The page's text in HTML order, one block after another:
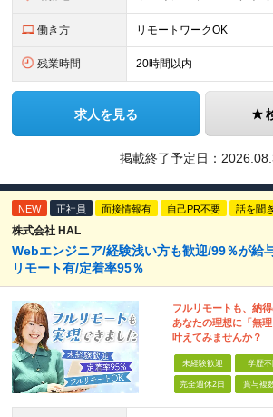
働き方 リモートワークOK
残業時間 20時間以内
求人を見る
掲載終了予定日：
NEW 正社員 面接情報有 自己PR不要 話を聞
株式会社 HAL
Webエンジニア/経験浅い方も歓迎/99％が給
リモート有/定着率95％
フルリモートも、納
あなたの理想に「無
叶えてみませんか？
未経験歓迎 学歴不
完全週休2日 賞与複